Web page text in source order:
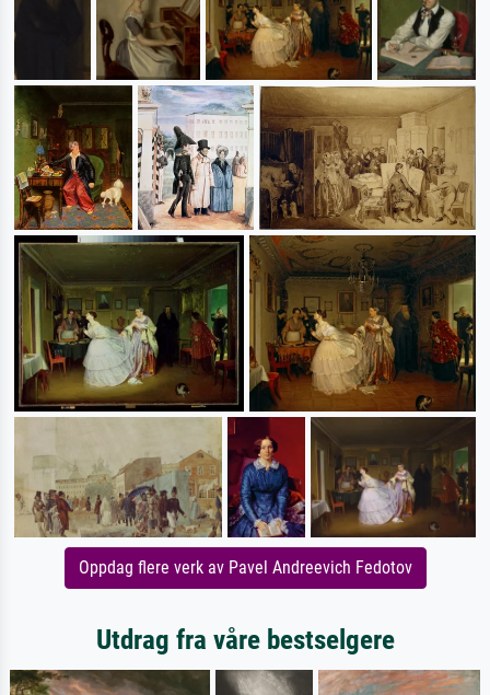
Oppdag flere verk av Pavel Andreevich Fedotov
Utdrag fra våre bestselgere